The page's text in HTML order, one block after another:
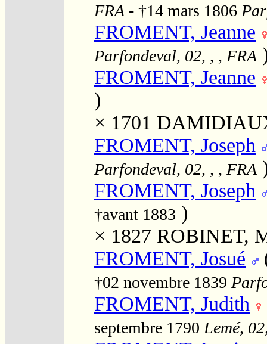
FRA - †14 mars 1806
FROMENT, Jeanne
Parfondeval, 02, , , FRA
FROMENT, Jeanne
)
× 1701
FROMENT, Joseph
Parfondeval, 02, , , FRA
FROMENT, Joseph
†avant 1883 )
× 1827 ROBINET,
FROMENT, Josué
†02 novembre 1839
FROMENT, Judith
septembre 1790 Lemé,